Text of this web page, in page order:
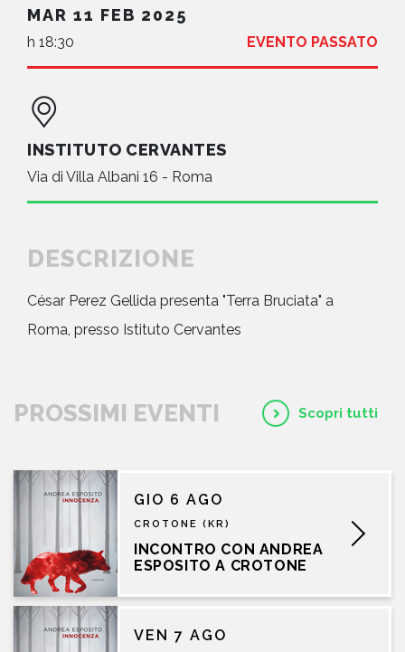
MAR 11 FEB 2025
h 18:30 EVENTO PASSATO
INSTITUTO CERVANTES
Via di Villa Albani 16 - Roma
DESCRIZIONE
César Perez Gellida presenta "Terra Bruciata" a
Roma, presso Istituto Cervantes
PROSSIMI EVENTI Scopri tutti
GIO 6 AGO
CROTONE (KR)
INCONTRO CON ANDREA
ESPOSITO A CROTONE
VEN 7 AGO